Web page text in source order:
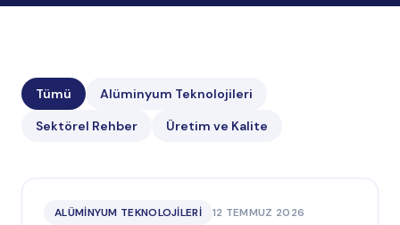
Tümü
Alüminyum Teknolojileri
Sektörel Rehber
Üretim ve Kalite
ALÜMINYUM TEKNOLOJILERI 12 TEMMUZ 2026